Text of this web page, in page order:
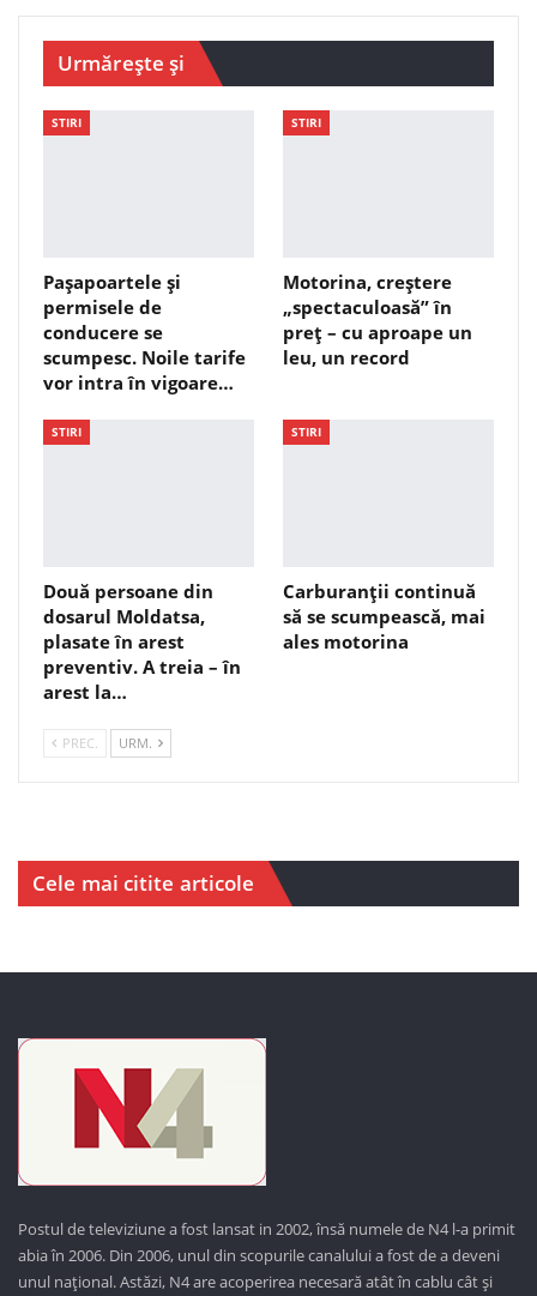
Urmărește și
STIRI
Pașapoartele și
permisele de
conducere se
scumpesc. Noile tarife
vor intra în vigoare…
STIRI
Motorina, creștere
„spectaculoasă” în
preț – cu aproape un
leu, un record
STIRI
Două persoane din
dosarul Moldatsa,
plasate în arest
preventiv. A treia – în
arest la…
STIRI
Carburanții continuă
să se scumpească, mai
ales motorina
PREC. URM.
Cele mai citite articole
Postul de televiziune a fost lansat in 2002, însă numele de N4 l-a primit
abia în 2006. Din 2006, unul din scopurile canalului a fost de a deveni
unul național. Astăzi, N4 are acoperirea necesară atât în cablu cât și